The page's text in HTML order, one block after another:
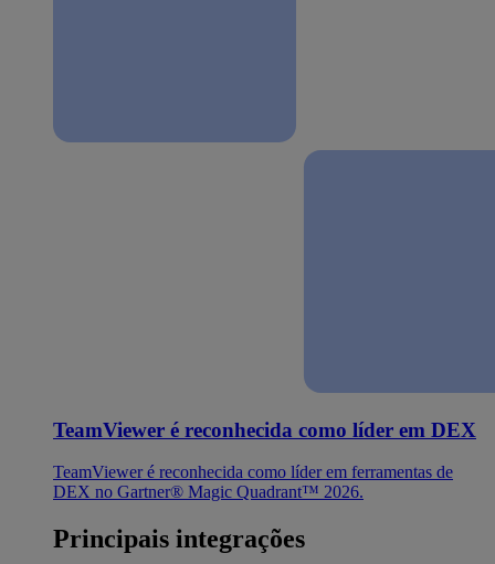
TeamViewer é reconhecida como líder em DEX
TeamViewer é reconhecida como líder em ferramentas de
DEX no Gartner® Magic Quadrant™ 2026.
Principais integrações